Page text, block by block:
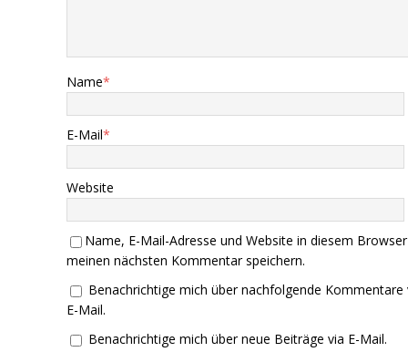
Name*
E-Mail*
Website
Name, E-Mail-Adresse und Website in diesem
meinen nächsten Kommentar speichern.
Benachrichtige mich über nachfolgende Kommentare
E-Mail.
Benachrichtige mich über neue Beiträge via E-Mail.